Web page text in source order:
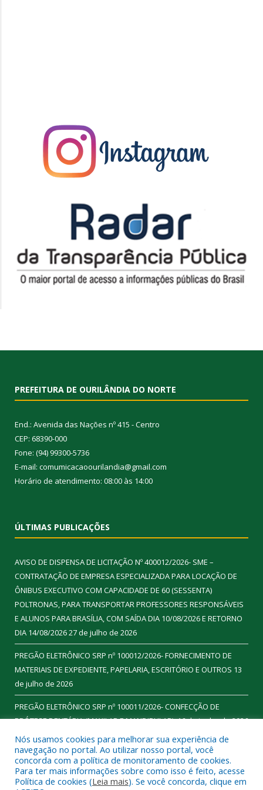
PREFEITURA DE OURILÂNDIA DO NORTE
End.: Avenida das Nações nº 415 - Centro
CEP: 68390-000
Fone: (94) 99300-5736
E-mail: comumicacaoourilandia@gmail.com
Horário de atendimento: 08:00 às 14:00
ÚLTIMAS PUBLICAÇÕES
AVISO DE DISPENSA DE LICITAÇÃO Nº 400012/2026- SME –
CONTRATAÇÃO DE EMPRESA ESPECIALIZADA PARA LOCAÇÃO DE
ÔNIBUS EXECUTIVO COM CAPACIDADE DE 60 (SESSENTA)
POLTRONAS, PARA TRANSPORTAR PROFESSORES RESPONSÁVEIS
E ALUNOS PARA BRASÍLIA, COM SAÍDA DIA 10/08/2026 E RETORNO
DIA 14/08/202627 de julho de 2026
PREGÃO ELETRÔNICO SRP nº 100012/2026- FORNECIMENTO DE
MATERIAIS DE EXPEDIENTE, PAPELARIA, ESCRITÓRIO E OUTROS 13
de julho de 2026
PREGÃO ELETRÔNICO SRP nº 100011/2026- CONFECÇÃO DE
PRÓTESE DENTÁRIA (MAXILAR E MANDIBULAR).16 de junho de 2026
Todos os direitos reservados a Prefeitura Municipal de
Ourilândia do Norte.
Nós usamos cookies para melhorar sua experiência de
navegação no portal. Ao utilizar nosso portal, você
concorda com a política de monitoramento de cookies.
Para ter mais informações sobre como isso é feito, acesse
Política de cookies (Leia mais). Se você concorda, clique em